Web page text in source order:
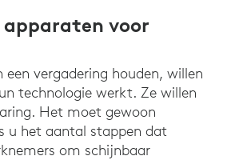
apparaten voor
een vergadering houden, willen
technologie werkt. Ze willen
Het moet gewoon
u het aantal stappen dat
om schijnbaar